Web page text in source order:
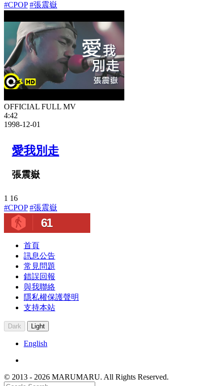
#CPOP #張震嶽
OFFICIAL FULL MV
4:42
1998-12-01
愛我別走
張震嶽
1 16
#CPOP #張震嶽
61
首頁
訊息公告
常見問題
錯誤回報
與我聯絡
隱私權保護聲明
支持本站
Dark Light
English
© 2013 - 2026 MARUMARU. All Rights Reserved.